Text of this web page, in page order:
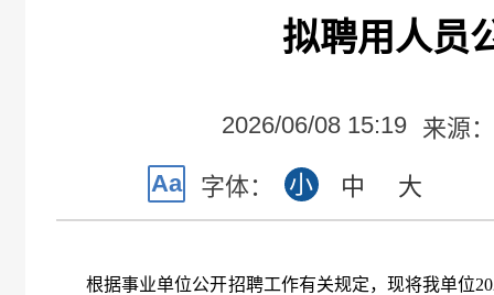
拟聘用人员
2026/06/08 15:19 来源
Aa
字体： 小 中 大
根据事业单位公开招聘工作有关规定，现将我单位